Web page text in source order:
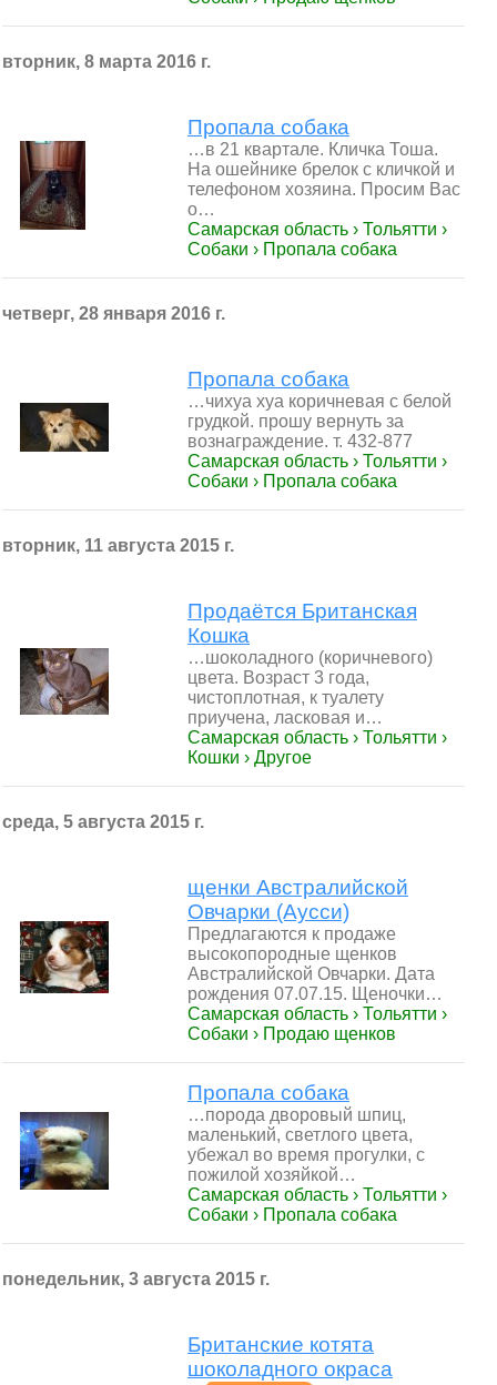
вторник, 8 марта 2016 г.
Пропала собака
…в 21 квартале. Кличка Тоша.
На ошейнике брелок с кличкой и
телефоном хозяина. Просим Вас
о…
Самарская область › Тольятти ›
Собаки › Пропала собака
четверг, 28 января 2016 г.
Пропала собака
…чихуа хуа коричневая с белой
грудкой. прошу вернуть за
вознаграждение. т. 432-877
Самарская область › Тольятти ›
Собаки › Пропала собака
вторник, 11 августа 2015 г.
Продаётся Британская
Кошка
…шоколадного (коричневого)
цвета. Возраст 3 года,
чистоплотная, к туалету
приучена, ласковая и…
Самарская область › Тольятти ›
Кошки › Другое
среда, 5 августа 2015 г.
щeнки Австралийской
Овчарки (Аусси)
Предлагаются к продаже
высокопородные щенков
Австралийской Овчарки. Дата
рождения 07.07.15. Щеночки…
Самарская область › Тольятти ›
Собаки › Продаю щенков
Пропала собака
…порода дворовый шпиц,
маленький, светлого цвета,
убежал во время прогулки, с
пожилой хозяйкой…
Самарская область › Тольятти ›
Собаки › Пропала собака
понедельник, 3 августа 2015 г.
Британские котята
шоколадного окраса